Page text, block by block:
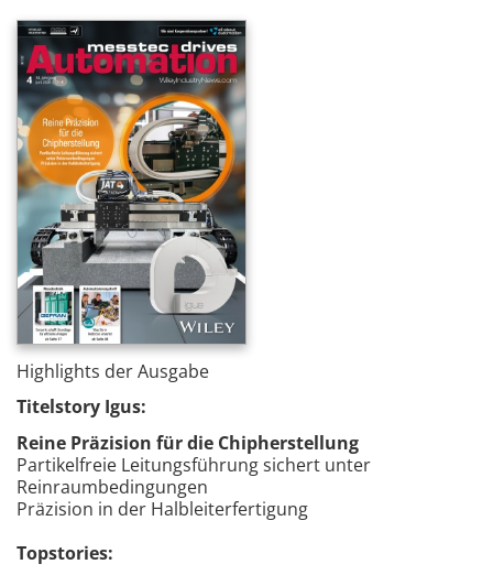
Highlights der Ausgabe
Titelstory Igus:
Reine Präzision für die Chipherstellung
Partikelfreie Leitungsführung sichert unter
Reinraumbedingungen
Präzision in der Halbleiterfertigung
Topstories: